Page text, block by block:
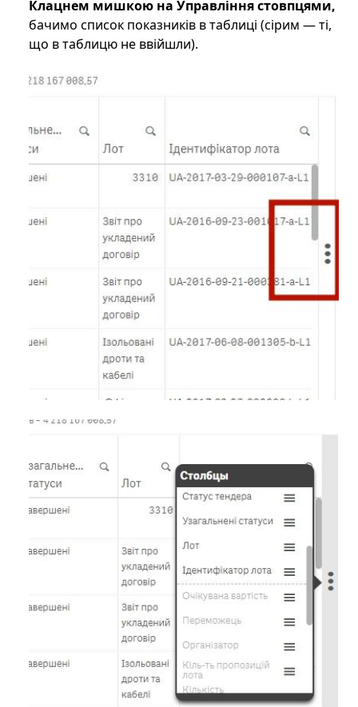
Клацнем мишкою на Управління стовпцями,
бачимо список показників в таблиці (сірим — ті,
що в таблицю не ввійшли).